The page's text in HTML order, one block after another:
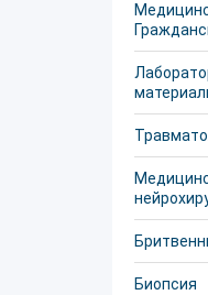
Биопсия